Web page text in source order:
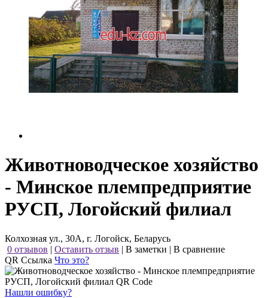
Животноводческое хозяйство
- Минское племпредприятие
РУСП, Логойский филиал
Колхозная ул., 30А, г. Логойск, Беларусь
0 отзывов | Оставить отзыв | В заметки | В сравнение
QR Ссылка Что это?
Нашли ошибку?